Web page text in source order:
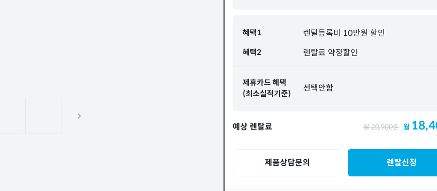
혜택1 렌탈등록비 10만원 할인
혜택2 렌탈료 약정할인
제휴카드 혜택
(최소실적기준)
선택안함
예상 렌탈료 월20,900원 월
제품상담문의 렌탈신청